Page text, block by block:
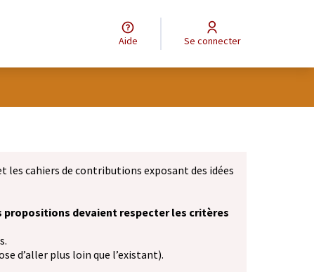
Aide Se connecter
cahiers de contributions exposant des idées
devaient respecter les critères
d’aller plus loin que l’existant).